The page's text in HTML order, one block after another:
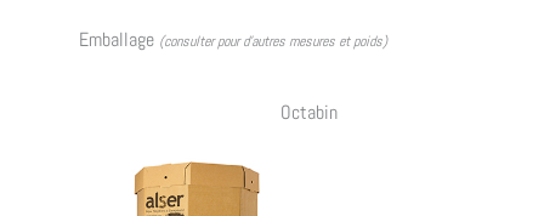
Emballage (consulter pour d’autres mesures et poids)
Octabin